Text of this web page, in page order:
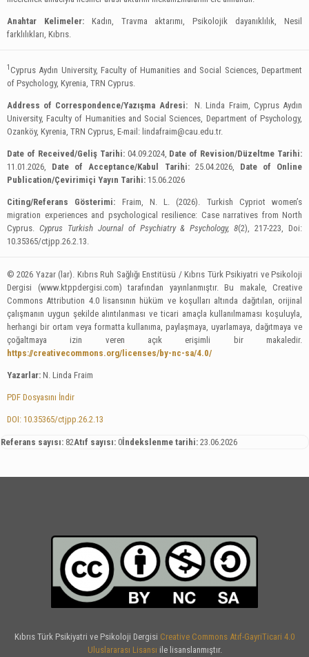
Anahtar Kelimeler:Kadın, Travma aktarımı, Psikolojik dayanıklılık, Nesil
farklılıkları, Kıbrıs.
1Cyprus Aydın University, Faculty of Humanities and Social Sciences, Department
of Psychology, Kyrenia, TRN Cyprus.
Address of Correspondence/Yazışma Adresi:N. Linda Fraim, Cyprus Aydın
University, Faculty of Humanities and Social Sciences, Department of Psychology,
Ozanköy, Kyrenia, TRN Cyprus, E-mail: lindafraim@cau.edu.tr.
Date of Received/Geliş Tarihi: 04.09.2024, Date of Revision/Düzeltme Tarihi:
11.01.2026, Date of Acceptance/Kabul Tarihi: 25.04.2026, Date of Online
Publication/Çevirimiçi Yayın Tarihi: 15.06.2026
Citing/Referans Gösterimi: Fraim, N. L. (2026). Turkish Cypriot women’s
migration experiences and psychological resilience: Case narratives from North
Cyprus. Cyprus Turkish Journal of Psychiatry & Psychology, 8(2), 217-223, Doi:
10.35365/ctjpp.26.2.13.
© 2026 Yazar (lar). Kıbrıs Ruh Sağlığı Enstitüsü / Kıbrıs Türk Psikiyatri ve Psikoloji
Dergisi (www.ktppdergisi.com) tarafından yayınlanmıştır. Bu makale, Creative
Commons Attribution 4.0 lisansının hüküm ve koşulları altında dağıtılan, orijinal
çalışmanın uygun şekilde alıntılanması ve ticari amaçla kullanılmaması koşuluyla,
herhangi bir ortam veya formatta kullanıma, paylaşmaya, uyarlamaya, dağıtmaya ve
çoğaltmaya izin veren açık erişimli bir makaledir.
https://creativecommons.org/licenses/by-nc-sa/4.0/
Yazarlar: N. Linda Fraim
PDF Dosyasını İndir
DOI: 10.35365/ctjpp.26.2.13
Referans sayısı: 82Atıf sayısı: 0İndekslenme tarihi: 23.06.2026
Kıbrıs Türk Psikiyatri ve Psikoloji Dergisi Creative Commons Atıf-GayriTicari 4.0
Uluslararası Lisansı ile lisanslanmıştır.